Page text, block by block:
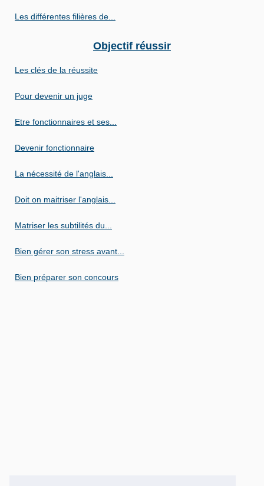
Les différentes filières de...
Objectif réussir
Les clés de la réussite
Pour devenir un juge
Etre fonctionnaires et ses...
Devenir fonctionnaire
La nécessité de l'anglais...
Doit on maitriser l'anglais...
Matriser les subtilités du...
Bien gérer son stress avant...
Bien préparer son concours